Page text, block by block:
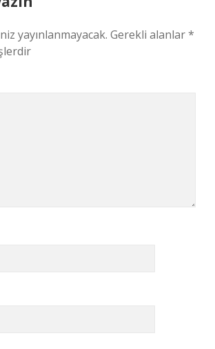
yayınlanmayacak. Gerekli alanlar*